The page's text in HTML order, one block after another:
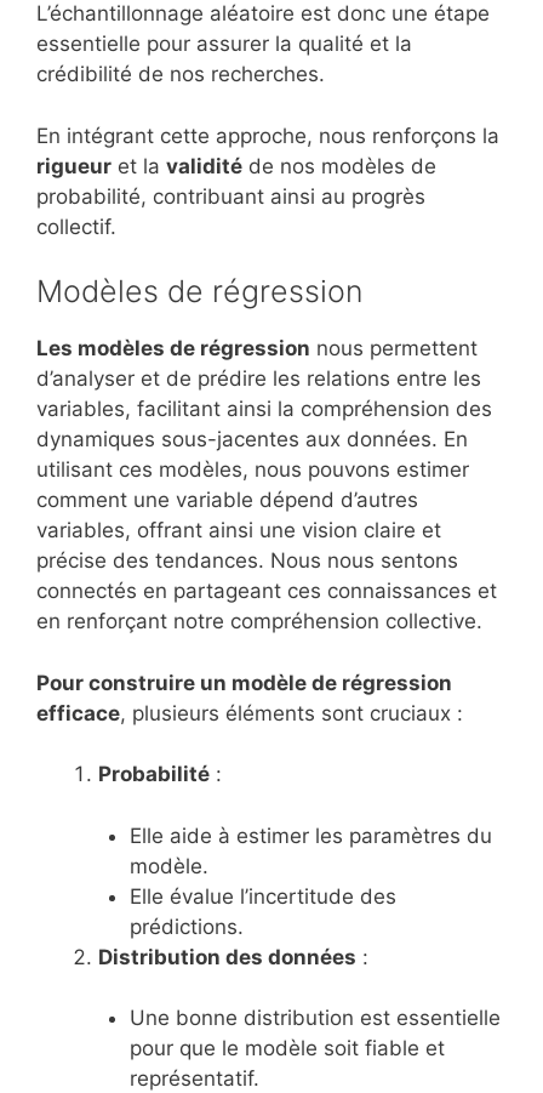
L’échantillonnage aléatoire est donc une étape
essentielle pour assurer la qualité et la
crédibilité de nos recherches.
En intégrant cette approche, nous renforçons la
rigueur et la validité de nos modèles de
probabilité, contribuant ainsi au progrès
collectif.
Modèles de régression
Les modèles de régression nous permettent
d’analyser et de prédire les relations entre les
variables, facilitant ainsi la compréhension des
dynamiques sous-jacentes aux données. En
utilisant ces modèles, nous pouvons estimer
comment une variable dépend d’autres
variables, offrant ainsi une vision claire et
précise des tendances. Nous nous sentons
connectés en partageant ces connaissances et
en renforçant notre compréhension collective.
Pour construire un modèle de régression
efficace, plusieurs éléments sont cruciaux :
Probabilité :
Elle aide à estimer les paramètres du
modèle.
Elle évalue l’incertitude des
prédictions.
Distribution des données :
Une bonne distribution est essentielle
pour que le modèle soit fiable et
représentatif.